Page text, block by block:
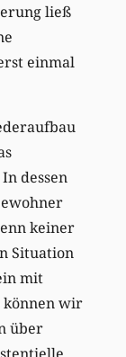
ließ
einmal
dessen
keiner
Situation
mit
können wir
über